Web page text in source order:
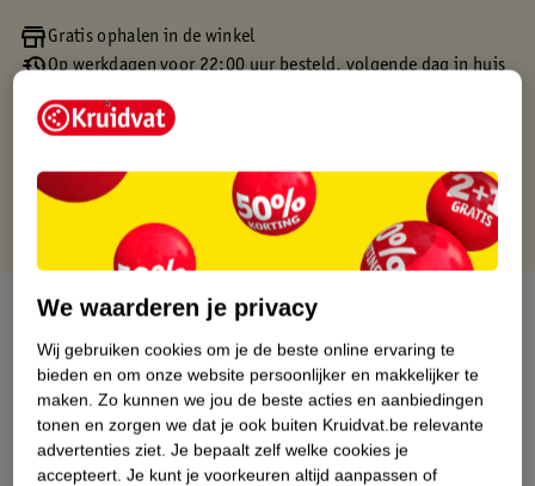
Gratis ophalen in de winkel
Op werkdagen voor 22:00 uur besteld, volgende dag in huis
Gratis retourneren binnen 30 dagen
Over dit product
Productinformatie
Etiketinformatie
We waarderen je privacy
Wij gebruiken cookies om je de beste online ervaring te
bieden en om onze website persoonlijker en makkelijker te
maken. Zo kunnen we jou de beste acties en aanbiedingen
tonen en zorgen we dat je ook buiten Kruidvat.be relevante
advertenties ziet. Je bepaalt zelf welke cookies je
accepteert. Je kunt je voorkeuren altijd aanpassen of